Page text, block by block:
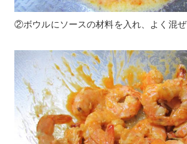
②ボウルにソースの材料を入れ、よく混ぜ